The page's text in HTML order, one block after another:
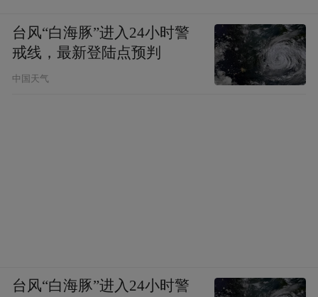
台风“白海豚”进入24小时警
戒线，最新登陆点预判
中国天气
台风“白海豚”进入24小时警